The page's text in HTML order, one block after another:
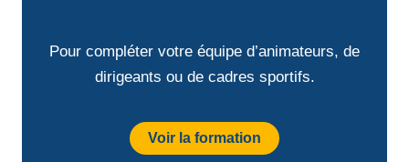
Pour compléter votre équipe d’animateurs, de
dirigeants ou de cadres sportifs.
Voir la formation